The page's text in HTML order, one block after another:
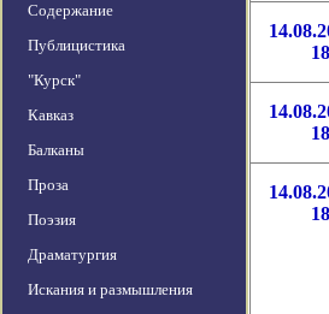
Содержание
Публицистика
"Курск"
Кавказ
Балканы
Проза
Поэзия
Драматургия
Искания и размышления